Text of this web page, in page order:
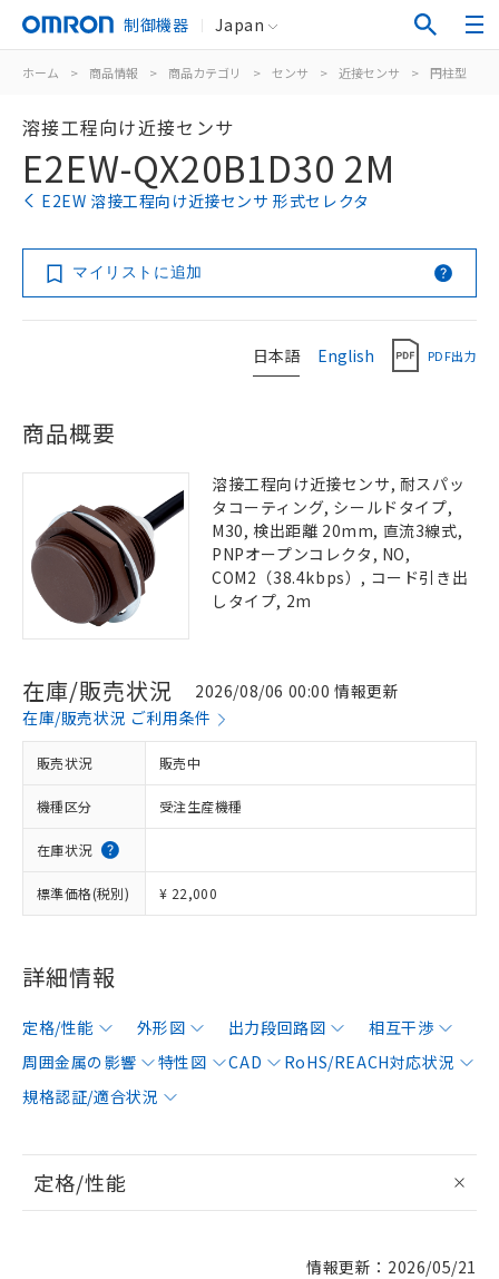
制御機器 Japan
ホーム > 商品情報 > 商品カテゴリ > センサ > 近接センサ > 円柱型
溶接工程向け近接センサ
E2EW-QX20B1D30 2M
E2EW 溶接工程向け近接センサ 形式セレクタ
マイリストに追加
日本語 English PDF出力
商品概要
溶接工程向け近接センサ, 耐スパッ
タコーティング, シールドタイプ,
M30, 検出距離 20mm, 直流3線式,
PNPオープンコレクタ, NO,
COM2（38.4kbps）, コード引き出
しタイプ, 2m
在庫/販売状況
2026/08/06 00:00 情報更新
在庫/販売状況 ご利用条件
販売状況 販売中
機種区分 受注生産機種
在庫状況
標準価格(税別) ¥ 22,000
詳細情報
定格/性能 外形図 出力段回路図
相互干渉
周囲金属の影響
特性図 CAD
RoHS/REACH対応状況
規格認証/適合状況
定格/性能
情報更新：2026/05/21